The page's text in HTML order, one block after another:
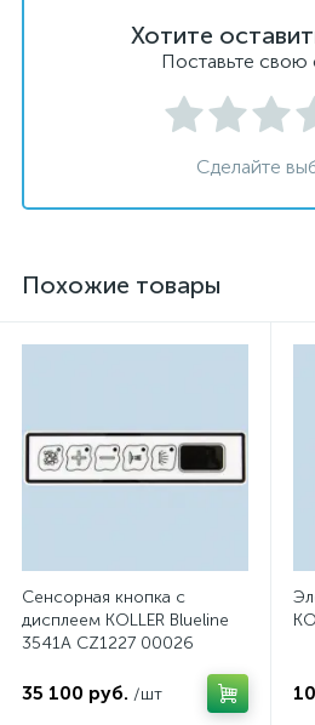
Хотите
Поставьте свою
Сделайте
Похожие товары
Сенсорная кнопка с
дисплеем KOLLER Blueline
3541A CZ1227 00026
35 100 руб. /шт